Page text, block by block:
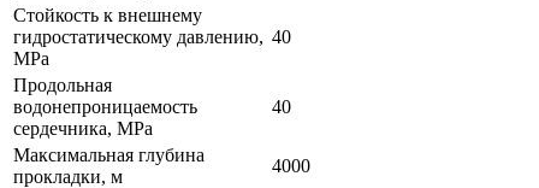
Стойкость к внешнему
гидростатическому давлению,
MPa
40
Продольная
водонепроницаемость
сердечника, MPa
40
Максимальная глубина
прокладки, м
4000